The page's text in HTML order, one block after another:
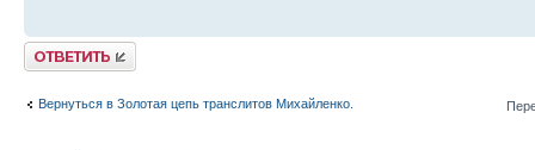
Ответить
Вернуться в Золотая цепь транслитов Михайленко.